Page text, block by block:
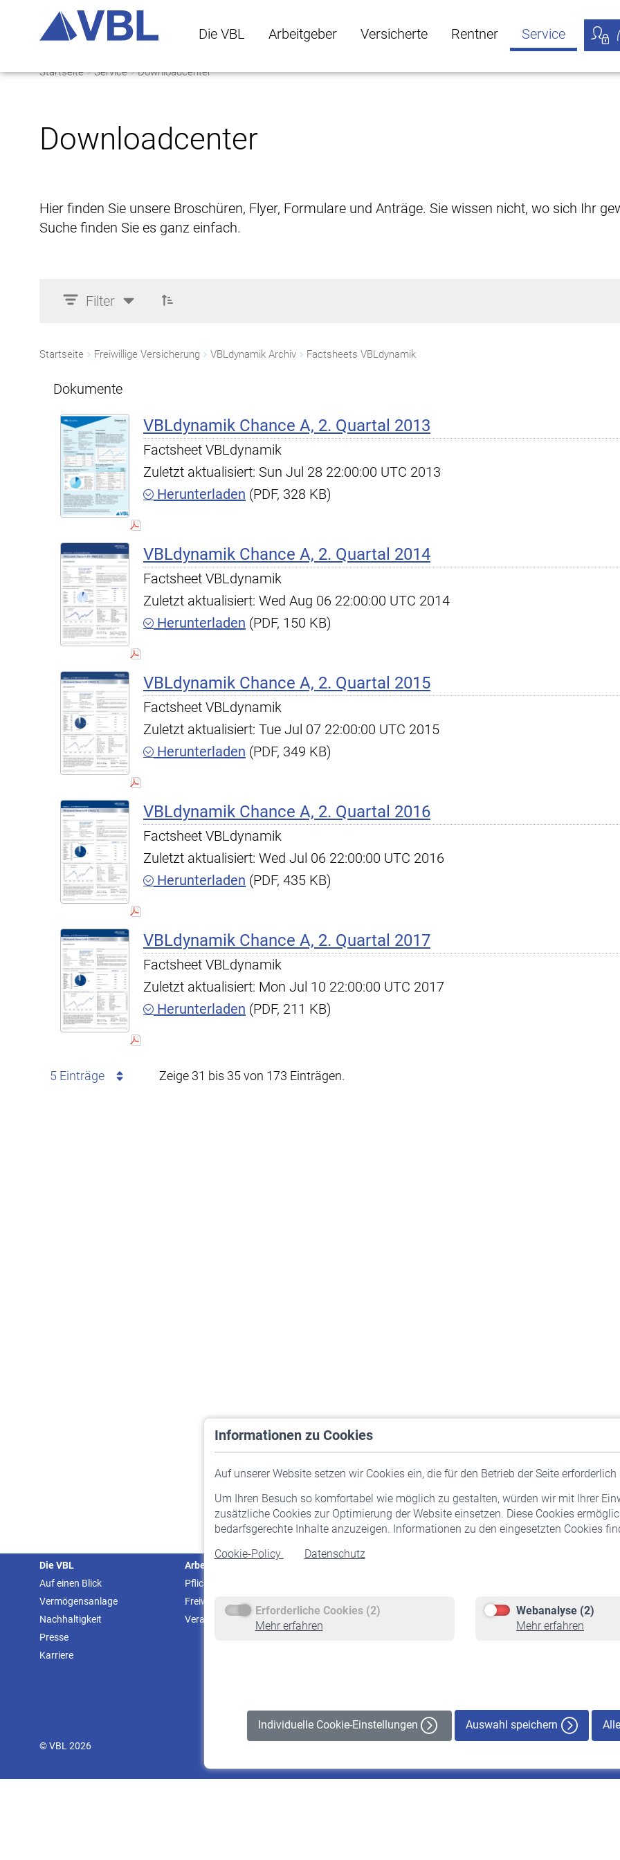
Die VBL Arbeitgeber Versicherte Rentner Service
Startseite Service Downloadcenter
Downloadcenter
Hier finden Sie unsere Broschüren, Flyer, Formulare und Anträge. Sie wissen nicht, wo sich Ihr
Suche finden Sie es ganz einfach.
Filter
Startseite Freiwillige Versicherung VBLdynamik Archiv Factsheets VBLdynamik
Dokumente
VBLdynamik Chance A, 2. Quartal 2013
Factsheet VBLdynamik
Zuletzt aktualisiert: Sun Jul 28 22:00:00 UTC 2013
Herunterladen (PDF, 328 KB)
VBLdynamik Chance A, 2. Quartal 2014
Factsheet VBLdynamik
Zuletzt aktualisiert: Wed Aug 06 22:00:00 UTC 2014
Herunterladen (PDF, 150 KB)
VBLdynamik Chance A, 2. Quartal 2015
Factsheet VBLdynamik
Zuletzt aktualisiert: Tue Jul 07 22:00:00 UTC 2015
Herunterladen (PDF, 349 KB)
VBLdynamik Chance A, 2. Quartal 2016
Factsheet VBLdynamik
Zuletzt aktualisiert: Wed Jul 06 22:00:00 UTC 2016
Herunterladen (PDF, 435 KB)
VBLdynamik Chance A, 2. Quartal 2017
Factsheet VBLdynamik
Zuletzt aktualisiert: Mon Jul 10 22:00:00 UTC 2017
Herunterladen (PDF, 211 KB)
5 Einträge Zeige 31 bis 35 von 173 Einträgen.
Informationen zu Cookies
Auf unserer Website setzen wir Cookies ein, die für den Betrieb der Seite erforderlich
Um Ihren Besuch so komfortabel wie möglich zu gestalten, würden wir mit Ihrer
zusätzliche Cookies zur Optimierung der Website einsetzen. Diese Cookies
bedarfsgerechte Inhalte anzuzeigen. Informationen zu den eingesetzten Cookies
Cookie-Policy
Datenschutz
Erforderliche Cookies (2)
Mehr erfahren
Webanalyse (2)
Mehr erfahren
Individuelle Cookie-Einstellungen Auswahl speichern
Die VBL
Auf einen Blick
Vermögensanlage
Nachhaltigkeit
Presse
Karriere
Arbeitgeber
Pflichtversicherung
Freiwillige Versicherung
Veranstaltungen
Staatliche Förderung
Rente beantragen
Rentenauszahlung
© VBL 2026